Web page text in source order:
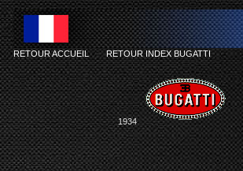
RETOUR ACCUEIL-RETOUR INDEX BUGATTI
1934